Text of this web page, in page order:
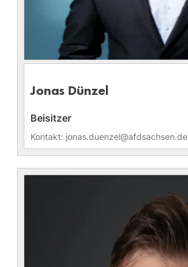
Jonas Dünzel
Beisitzer
Kontakt: jonas.duenzel@afdsachsen.de